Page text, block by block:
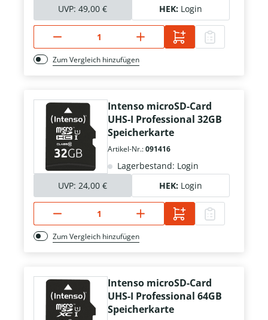
UVP: 49,00 € HEK: Login
Zum Vergleich hinzufügen
Intenso microSD-Card
UHS-I Professional 32GB
Speicherkarte
Artikel-Nr.:091416
Lagerbestand: Login
UVP: 24,00 € HEK: Login
Zum Vergleich hinzufügen
Intenso microSD-Card
UHS-I Professional 64GB
Speicherkarte